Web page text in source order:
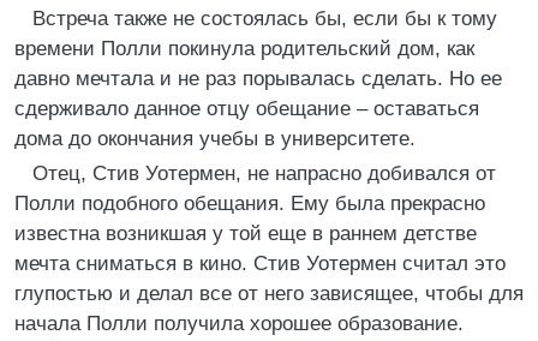
Встреча также не состоялась бы, если бы к тому
времени Полли покинула родительский дом, как
давно мечтала и не раз порывалась сделать. Но ее
сдерживало данное отцу обещание – оставаться
дома до окончания учебы в университете.
Отец, Стив Уотермен, не напрасно добивался от
Полли подобного обещания. Ему была прекрасно
известна возникшая у той еще в раннем детстве
мечта сниматься в кино. Стив Уотермен считал это
глупостью и делал все от него зависящее, чтобы для
начала Полли получила хорошее образование.